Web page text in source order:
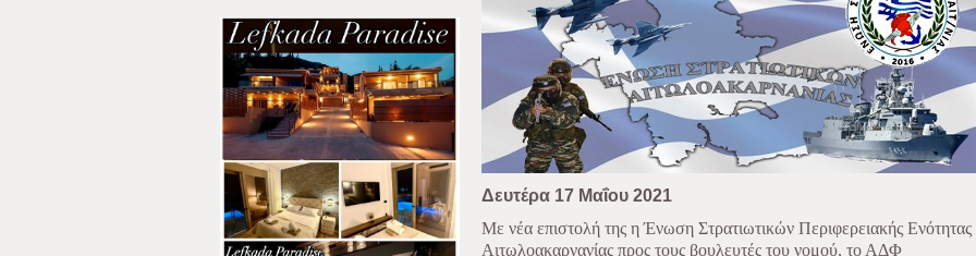
Δευτέρα 17 Μαΐου 2021
Με νέα επιστολή της η Ένωση Στρατιωτικών Περιφερειακής Ενότητας
Αιτωλοακαρνανίας προς τους βουλευτές του νομού, το ΑΔΦ